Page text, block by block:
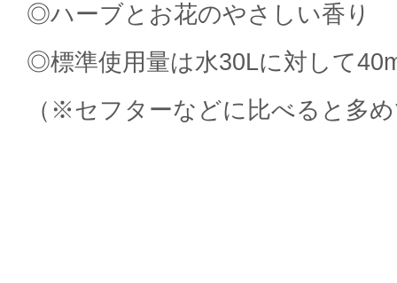
◎ハーブとお花のやさしい香り
◎標準使用量は水30Lに対して
（※セフターなどに比べると多